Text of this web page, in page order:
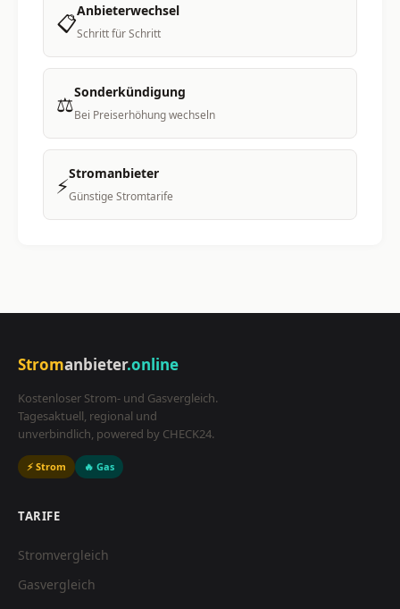
📋Anbieterwechsel
Schritt für Schritt
⚖️Sonderkündigung
Bei Preiserhöhung wechseln
⚡Stromanbieter
Günstige Stromtarife
Stromanbieter.online
Kostenloser Strom- und Gasvergleich.
Tagesaktuell, regional und
unverbindlich, powered by CHECK24.
⚡ Strom 🔥 Gas
TARIFE
Stromvergleich
Gasvergleich